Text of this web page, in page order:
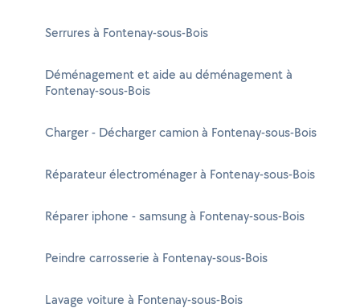
Serrures à Fontenay-sous-Bois
Déménagement et aide au déménagement à
Fontenay-sous-Bois
Charger - Décharger camion à Fontenay-sous-Bois
Réparateur électroménager à Fontenay-sous-Bois
Réparer iphone - samsung à Fontenay-sous-Bois
Peindre carrosserie à Fontenay-sous-Bois
Lavage voiture à Fontenay-sous-Bois